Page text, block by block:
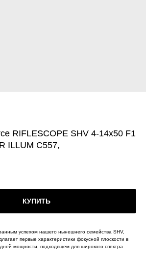
RIFLESCOPE SHV 4-14x50 F1
ILLUM C557,
КУПИТЬ
успехом нашего нынешнего семейства SHV,
первые характеристики фокусной плоскости в
мощности, подходящем для широкого спектра